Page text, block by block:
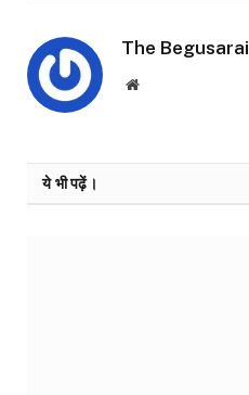
The Begusarai
Website
ये भी पढ़ें।